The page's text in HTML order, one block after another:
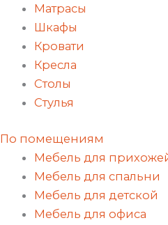
Матрасы
Шкафы
Кровати
Кресла
Столы
Стулья
По помещениям
Мебель для
Мебель для спальни
Мебель для детской
Мебель для офиса